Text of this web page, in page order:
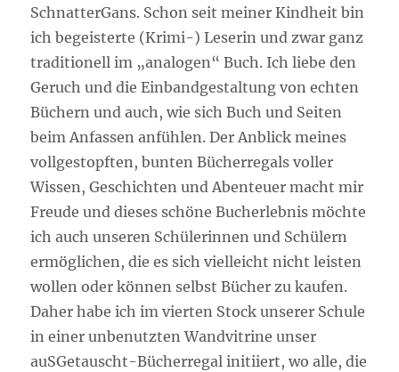
SchnatterGans. Schon seit meiner Kindheit bin
ich begeisterte (Krimi-) Leserin und zwar ganz
traditionell im „analogen“ Buch. Ich liebe den
Geruch und die Einbandgestaltung von echten
Büchern und auch, wie sich Buch und Seiten
beim Anfassen anfühlen. Der Anblick meines
vollgestopften, bunten Bücherregals voller
Wissen, Geschichten und Abenteuer macht mir
Freude und dieses schöne Bucherlebnis möchte
ich auch unseren Schülerinnen und Schülern
ermöglichen, die es sich vielleicht nicht leisten
wollen oder können selbst Bücher zu kaufen.
Daher habe ich im vierten Stock unserer Schule
in einer unbenutzten Wandvitrine unser
auSGetauscht-Bücherregal initiiert, wo alle, die